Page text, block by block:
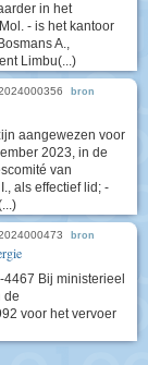
in het
- is het kantoor
A.,
Limbu(...)
bron
aangewezen voor
2023, in de
van
als effectief lid; -
bron
Bij ministerieel
de
voor het vervoer